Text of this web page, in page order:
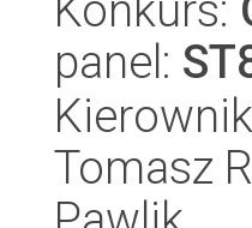
panel:
Tomasz